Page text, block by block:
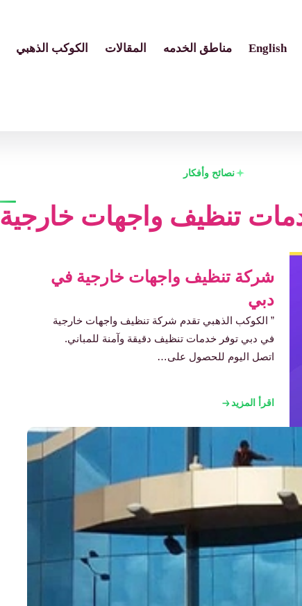
English مناطق الخدمه المقالات الكوكب الذهبي
نصائح وأفكار
تنظيف واجهات خارجية
شركة تنظيف واجهات خارجية في
دبي
” الكوكب الذهبي تقدم شركة تنظيف واجهات خارجية
في دبي توفر خدمات تنظيف دقيقة وآمنة للمباني.
اتصل اليوم للحصول على…
اقرأ المزيد